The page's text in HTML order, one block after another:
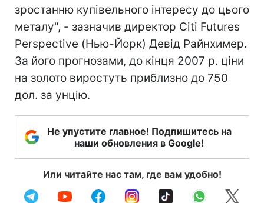
зростанню купівельного інтересу до цього
металу", - зазначив директор Citi Futures
Perspective (Нью-Йорк) Девід Райнхимер.
За його прогнозами, до кінця 2007 р. ціни
на золото виростуть приблизно до 750
дол. за унцію.
Не упустите главное! Подпишитесь на
наши обновления в Google!
Или читайте нас там, где вам удобно!